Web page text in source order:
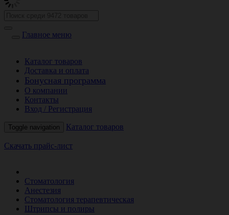
Главное меню
Каталог товаров
Доставка и оплата
Бонусная программа
О компании
Контакты
Вход / Регистрация
Toggle navigation Каталог товаров
Скачать прайс-лист
Стоматология
Анестезия
Стоматология терапевтическая
Штрипсы и полиры